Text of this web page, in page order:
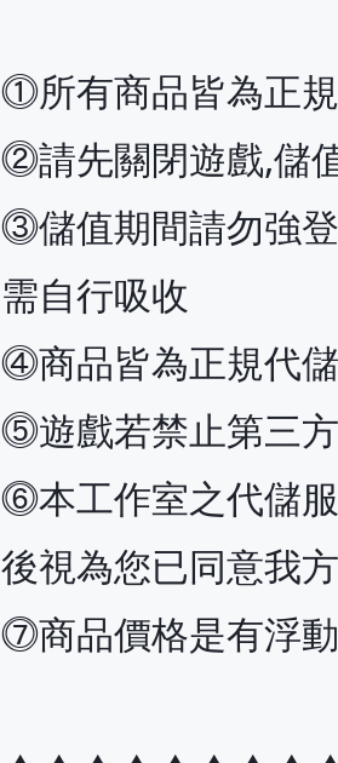
⓵所有商品皆為正
⓶請先關閉遊戲,儲
⓷儲值期間請勿強
需自行吸收
⓸商品皆為正規代
⓹遊戲若禁止第三
⓺本工作室之代儲
後視為您已同意我
⓻商品價格是有浮